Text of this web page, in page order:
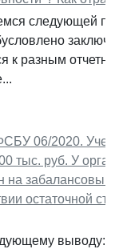
следующей
к разным
06/2020.
тыс. руб. У
забалансовый
остаточной
выводу: